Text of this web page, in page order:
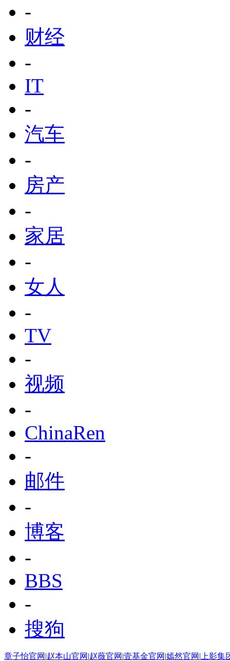
-
财经
-
IT
-
汽车
-
房产
-
家居
-
女人
-
TV
-
视频
-
ChinaRen
-
邮件
-
博客
-
BBS
-
搜狗
章子怡官网 |赵本山官网 |赵薇官网 |壹基金官网 |嫣然官网 | 上影集